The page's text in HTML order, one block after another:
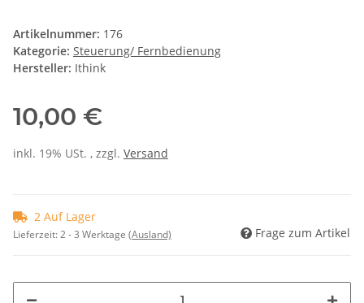
Artikelnummer: 176
Kategorie: Steuerung/ Fernbedienung
Hersteller: Ithink
10,00 €
inkl. 19% USt. , zzgl. Versand
2 Auf Lager
Lieferzeit:2 - 3 Werktage (Ausland) Frage zum Artikel